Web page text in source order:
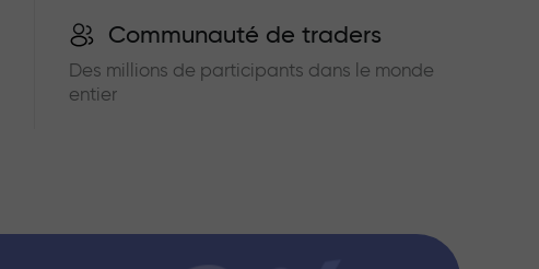
Communauté de traders
Des millions de participants dans le monde
entier